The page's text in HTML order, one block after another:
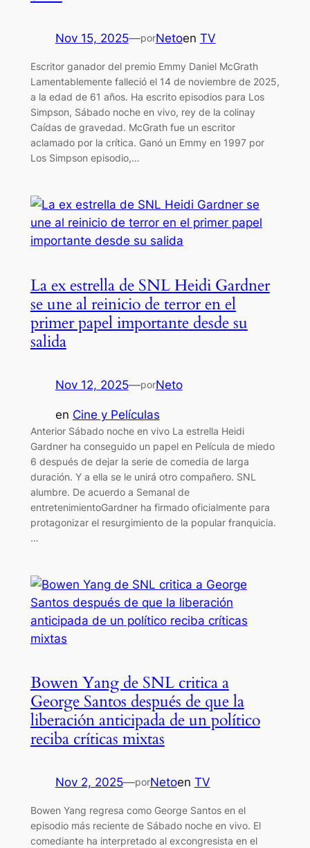
Nov 15, 2025—porNetoen TV
Escritor ganador del premio Emmy Daniel McGrath
Lamentablemente falleció el 14 de noviembre de 2025,
a la edad de 61 años. Ha escrito episodios para Los
Simpson, Sábado noche en vivo, rey de la colinay
Caídas de gravedad. McGrath fue un escritor
aclamado por la crítica. Ganó un Emmy en 1997 por
Los Simpson episodio,…
La ex estrella de SNL Heidi Gardner
se une al reinicio de terror en el
primer papel importante desde su
salida
Nov 12, 2025—porNeto
en Cine y Películas
Anterior Sábado noche en vivo La estrella Heidi
Gardner ha conseguido un papel en Película de miedo
6 después de dejar la serie de comedia de larga
duración. Y a ella se le unirá otro compañero. SNL
alumbre. De acuerdo a Semanal de
entretenimientoGardner ha firmado oficialmente para
protagonizar el resurgimiento de la popular franquicia.
…
Bowen Yang de SNL critica a
George Santos después de que la
liberación anticipada de un político
reciba críticas mixtas
Nov 2, 2025—porNetoen TV
Bowen Yang regresa como George Santos en el
episodio más reciente de Sábado noche en vivo. El
comediante ha interpretado al excongresista en el